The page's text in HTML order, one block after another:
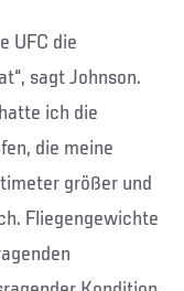
UFC die
sagt Johnson.
ich die
die meine
größer und
Fliegengewichte